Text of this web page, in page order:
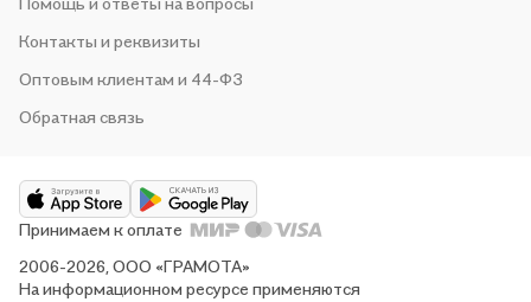
Контакты и реквизиты
Оптовым клиентам и 44-ФЗ
Обратная связь
2006-2026, ООО «ГРАМОТА»
На информационном ресурсе применяются
Принимаем к оплате